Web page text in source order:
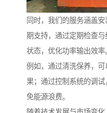
同时，我们的服务涵盖
期支持，通过定期检查
状态，优化功率输出效率
例如，通过清洗保养，
果；通过控制系统的调
免能源浪费。